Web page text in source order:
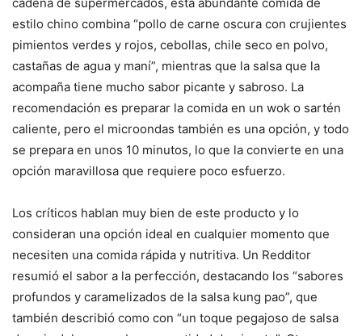
estilo chino combina “pollo de carne oscura con crujientes
pimientos verdes y rojos, cebollas, chile seco en polvo,
castañas de agua y maní”, mientras que la salsa que la
acompaña tiene mucho sabor picante y sabroso. La
recomendación es preparar la comida en un wok o sartén
caliente, pero el microondas también es una opción, y todo
se prepara en unos 10 minutos, lo que la convierte en una
opción maravillosa que requiere poco esfuerzo.
Los críticos hablan muy bien de este producto y lo
consideran una opción ideal en cualquier momento que
necesiten una comida rápida y nutritiva. Un Redditor
resumió el sabor a la perfección, destacando los “sabores
profundos y caramelizados de la salsa kung pao”, que
también describió como con “un toque pegajoso de salsa